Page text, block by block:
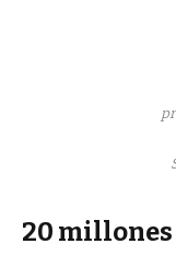
20 millones